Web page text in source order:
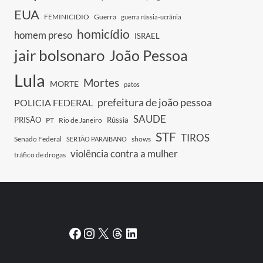
EUA FEMINICIDIO Guerra guerra rússia-ucrânia
homem preso homicídio ISRAEL
jair bolsonaro João Pessoa
Lula MORTE Mortes patos
POLICIA FEDERAL prefeitura de joão pessoa
PRISÃO PT Rio de Janeiro Rússia SAUDE
Senado Federal SERTÃO PARAIBANO shows STF TIROS
tráfico de drogas violência contra a mulher
Facebook
Instagram
X Threads
LinkedIn